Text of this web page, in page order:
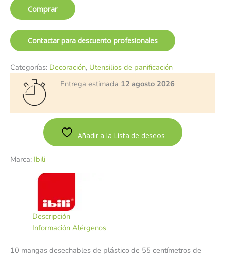
Comprar
Contactar para descuento profesionales
Categorías: Decoración, Utensilios de panificación
Entrega estimada 12 agosto 2026
Añadir a la Lista de deseos
Marca: Ibili
Descripción
Información Alérgenos
10 mangas desechables de plástico de 55 centímetros de